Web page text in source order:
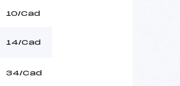
10/Cad
14/Cad
34/Cad